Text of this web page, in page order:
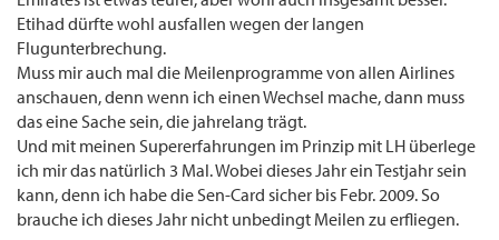
Etihad dürfte wohl ausfallen wegen der langen
Flugunterbrechung.
Muss mir auch mal die Meilenprogramme von allen Airlines
anschauen, denn wenn ich einen Wechsel mache, dann muss
das eine Sache sein, die jahrelang trägt.
Und mit meinen Supererfahrungen im Prinzip mit LH überlege
ich mir das natürlich 3 Mal. Wobei dieses Jahr ein Testjahr sein
kann, denn ich habe die Sen-Card sicher bis Febr. 2009. So
brauche ich dieses Jahr nicht unbedingt Meilen zu erfliegen.